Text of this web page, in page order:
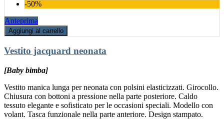
-50%
Anteprima
Aggiungi al carrello
Vestito jacquard neonata
[Baby bimba]
Vestito manica lunga per neonata con polsini elasticizzati. Girocollo.
Chiusura con bottoni a pressione nella parte posteriore. Caldo
tessuto elegante e sofisticato per le occasioni speciali. Modello con
volant. Tasca funzionale nella parte anteriore. Design stampato.